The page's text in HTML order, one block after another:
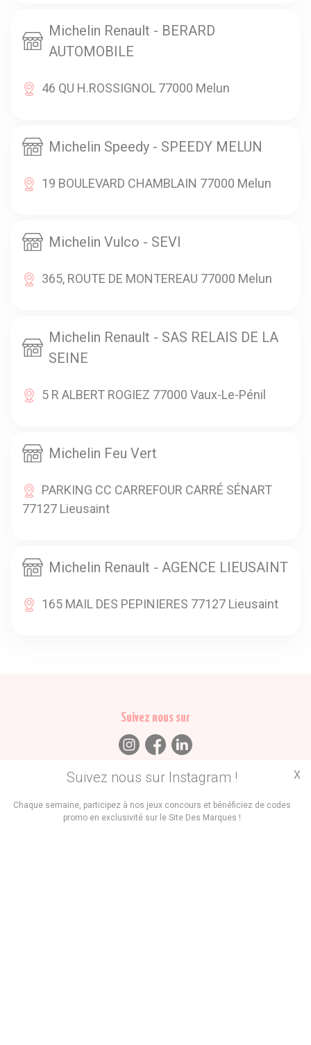
Michelin Renault - BERARD
AUTOMOBILE
46 QU H.ROSSIGNOL 77000 Melun
Michelin Speedy - SPEEDY MELUN
19 BOULEVARD CHAMBLAIN 77000 Melun
Michelin Vulco - SEVI
365, ROUTE DE MONTEREAU 77000 Melun
Michelin Renault - SAS RELAIS DE LA
SEINE
5 R ALBERT ROGIEZ 77000 Vaux-Le-Pénil
Michelin Feu Vert
PARKING CC CARREFOUR CARRÉ SÉNART
77127 Lieusaint
Michelin Renault - AGENCE LIEUSAINT
165 MAIL DES PEPINIERES 77127 Lieusaint
Suivez nous sur Instagram !
Chaque semaine, participez à nos jeux concours et bénéficiez de codes
promo en exclusivité sur le Site Des Marques !
X
Suivez nous sur
Trouvez des
Promos Marques Boutiques